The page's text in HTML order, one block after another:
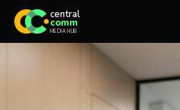
central
comm
MEDIA HUB